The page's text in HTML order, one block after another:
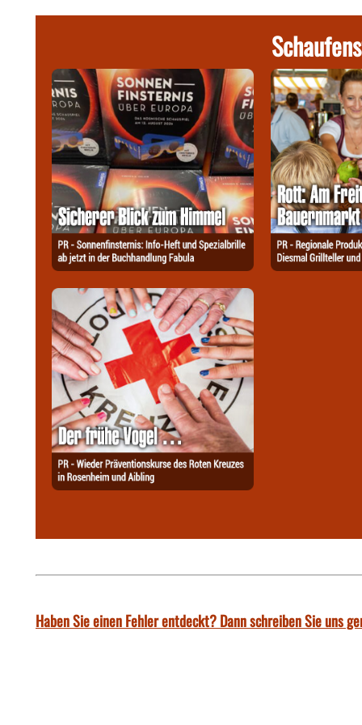
Haben Sie einen Fehler entdeckt? Dann schreiben Sie uns